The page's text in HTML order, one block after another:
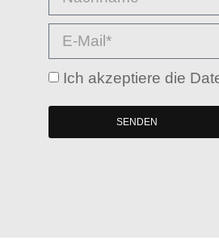
Ich akzeptiere die
SENDEN